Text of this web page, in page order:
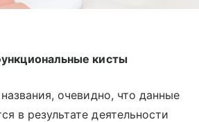
кисты
очевидно, что данные
в результате деятельности